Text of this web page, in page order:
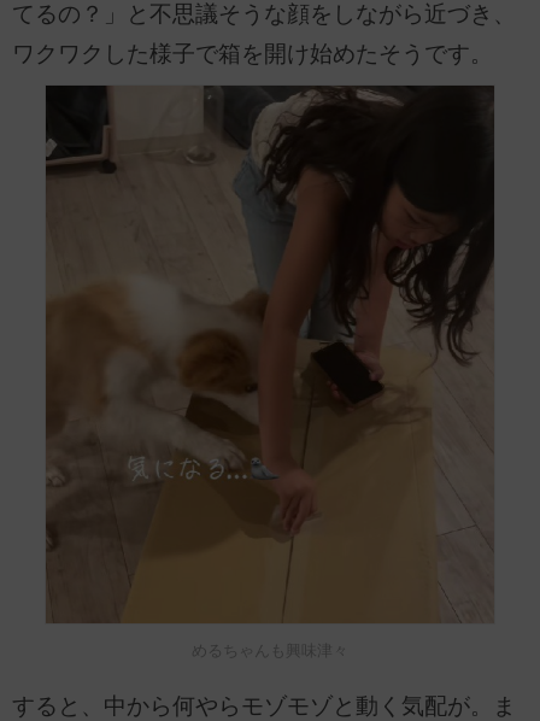
てるの？」と不思議そうな顔をしながら近づき、
ワクワクした様子で箱を開け始めたそうです。
めるちゃんも興味津々
すると、中から何やらモゾモゾと動く気配が。ま